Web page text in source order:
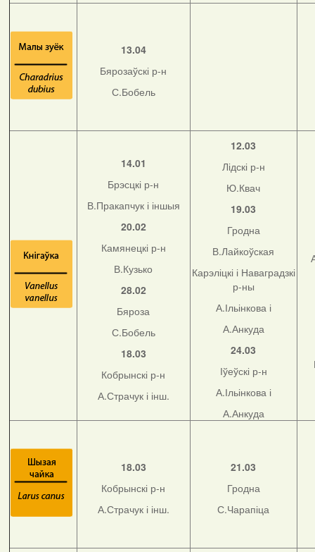
13.04
Бярозаўскі р-н
С.Бобель
14.01
Брэсцкі р-н
В.Пракапчук і іншыя
20.02
Камянецкі р-н
В.Кузько
28.02
Бяроза
С.Бобель
18.03
Кобрынскі р-н
А.Страчук і інш.
12.03
Лідскі р-н
Ю.Квач
19.03
Гродна
В.Лайкоўская
Карэліцкі і Наваградзкі
р-ны
А.Ільінкова і
А.Анкуда
24.03
Іўеўскі р-н
А.Ільінкова і
А.Анкуда
18.03
Кобрынскі р-н
А.Страчук і інш.
21.03
Гродна
С.Чарапіца